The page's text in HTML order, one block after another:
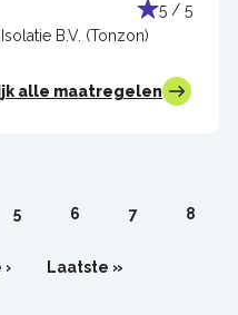
5 / 5
B.V. (Tonzon)
alle maatregelen
Pagina
5 Pagina
6 Pagina
7 8
Laatste
Laatste »